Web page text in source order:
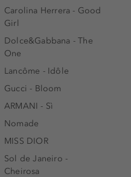
Carolina Herrera - Good
Girl
Dolce&Gabbana - The
One
Lancôme - Idôle
Gucci - Bloom
ARMANI - Sì
Nomade
MISS DIOR
Sol de Janeiro -
Cheirosa